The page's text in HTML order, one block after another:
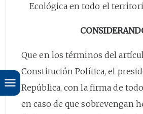
Ecológica en todo el
Que en los términos del
Constitución Política, el
República, con la firma de
en caso de que sobrevengan